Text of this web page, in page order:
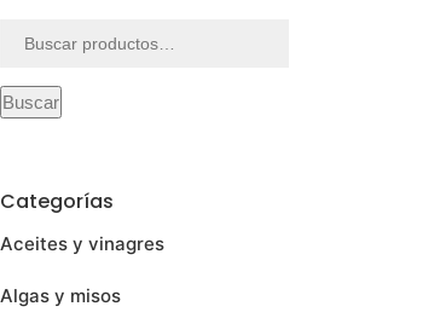
Buscar
Categorías
Aceites y vinagres
Algas y misos